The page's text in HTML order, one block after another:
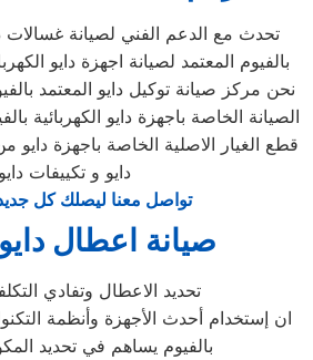
تحدث مع الدعم الفني لصيانة غسالات
بالفيوم المعتمد لصيانة اجهزة دايو
نحن مركز صيانة توكيل دايو المعتمد
الصيانة الخاصة باجهزة دايو الكهربائية
قطع الغيار الاصلية الخاصة باجهزة دايو
دايو و تكييفات دايو
تواصل معنا ليصلك كل
صيانة اعطال
تحديد الاعطال وتفادي
ان إستخدام أحدث الأجهزة وأنظمة
بالفيوم يساهم في تحديد